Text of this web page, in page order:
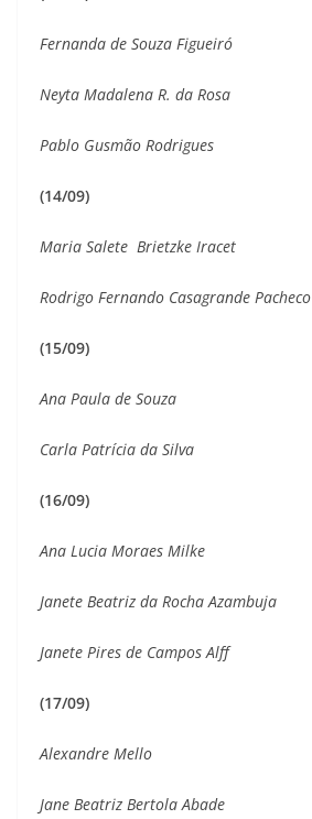
Fernanda de Souza Figueiró
Neyta Madalena R. da Rosa
Pablo Gusmão Rodrigues
(14/09)
Maria Salete Brietzke Iracet
Rodrigo Fernando Casagrande Pacheco
(15/09)
Ana Paula de Souza
Carla Patrícia da Silva
(16/09)
Ana Lucia Moraes Milke
Janete Beatriz da Rocha Azambuja
Janete Pires de Campos Alff
(17/09)
Alexandre Mello
Jane Beatriz Bertola Abade